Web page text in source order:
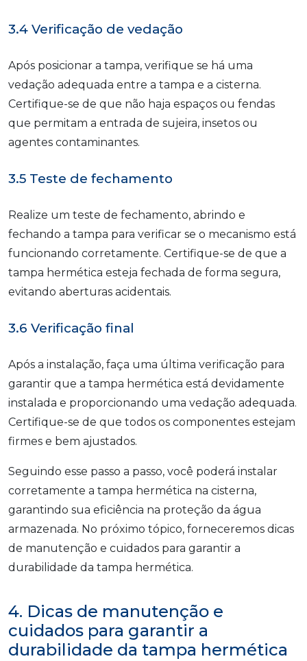
3.4 Verificação de vedação
Após posicionar a tampa, verifique se há uma
vedação adequada entre a tampa e a cisterna.
Certifique-se de que não haja espaços ou fendas
que permitam a entrada de sujeira, insetos ou
agentes contaminantes.
3.5 Teste de fechamento
Realize um teste de fechamento, abrindo e
fechando a tampa para verificar se o mecanismo está
funcionando corretamente. Certifique-se de que a
tampa hermética esteja fechada de forma segura,
evitando aberturas acidentais.
3.6 Verificação final
Após a instalação, faça uma última verificação para
garantir que a tampa hermética está devidamente
instalada e proporcionando uma vedação adequada.
Certifique-se de que todos os componentes estejam
firmes e bem ajustados.
Seguindo esse passo a passo, você poderá instalar
corretamente a tampa hermética na cisterna,
garantindo sua eficiência na proteção da água
armazenada. No próximo tópico, forneceremos dicas
de manutenção e cuidados para garantir a
durabilidade da tampa hermética.
4. Dicas de manutenção e
cuidados para garantir a
durabilidade da tampa hermética